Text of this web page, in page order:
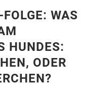
WAS
HUNDES:
ODER